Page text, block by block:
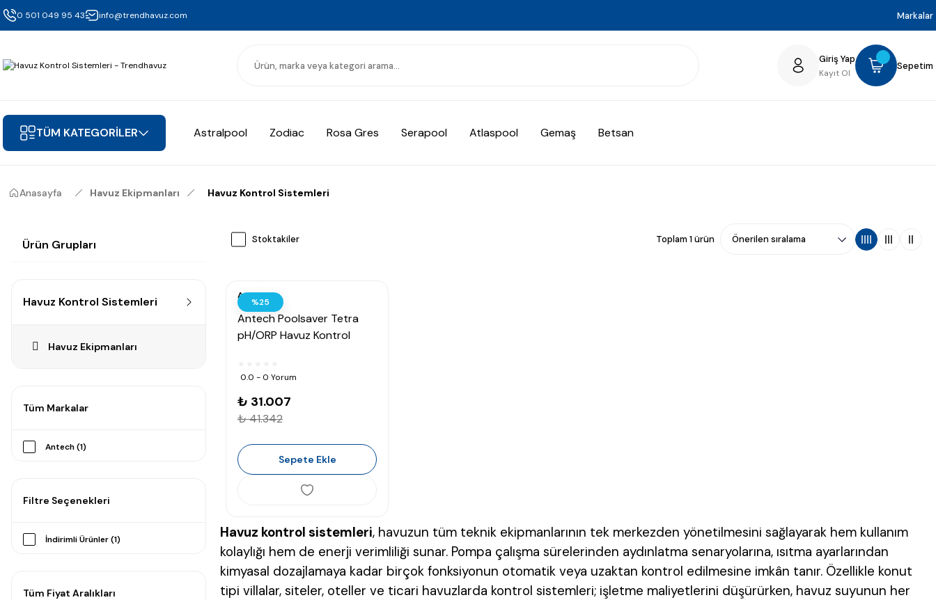
0 501 049 95 43 info@trendhavuz.com Markalar
Giriş Yap
Kayıt Ol
Sepetim
TÜM KATEGORİLER Astralpool Zodiac Rosa Gres Serapool Atlaspool Gemaş Betsan
Anasayfa Havuz Ekipmanları Havuz Kontrol Sistemleri
Ürün Grupları
Havuz Kontrol Sistemleri
Havuz Ekipmanları
Tüm Markalar
Antech (1)
Filtre Seçenekleri
İndirimli Ürünler (1)
Tüm Fiyat Aralıkları
Stoktakiler Toplam 1 ürün
%25
Antech
Antech Poolsaver Tetra
pH/ORP Havuz Kontrol
0.0 - 0 Yorum
₺ 31.007
₺ 41.342
Sepete Ekle
Havuz kontrol sistemleri, havuzun tüm teknik ekipmanlarının tek merkezden yönetilmesini sağlayarak hem kullanım
kolaylığı hem de enerji verimliliği sunar. Pompa çalışma sürelerinden aydınlatma senaryolarına, ısıtma ayarlarından
kimyasal dozajlamaya kadar birçok fonksiyonun otomatik veya uzaktan kontrol edilmesine imkân tanır. Özellikle konut
tipi villalar, siteler, oteller ve ticari havuzlarda kontrol sistemleri; işletme maliyetlerini düşürürken, havuz suyunun her